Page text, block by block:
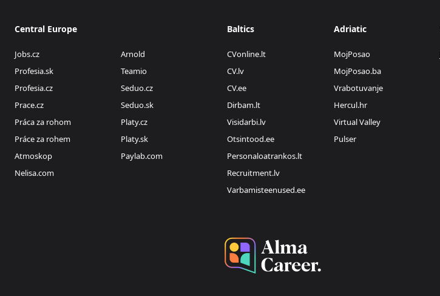
Central Europe
Jobs.cz
Profesia.sk
Profesia.cz
Prace.cz
Práca za rohom
Práce za rohem
Atmoskop
Nelisa.com
Arnold
Teamio
Seduo.cz
Seduo.sk
Platy.cz
Platy.sk
Paylab.com
Baltics
CVonline.lt
CV.lv
CV.ee
Dirbam.lt
Visidarbi.lv
Otsintood.ee
Personaloatrankos.lt
Recruitment.lv
Varbamisteenused.ee
Adriatic
MojPosao
MojPosao.ba
Vrabotuvanje
Hercul.hr
Virtual Valley
Pulser